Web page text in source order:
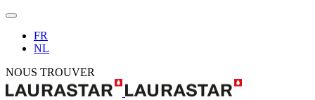
FR
NL
NOUS TROUVER